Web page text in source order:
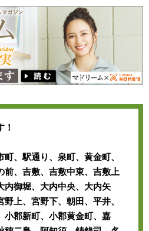
！
、駅通り、泉町、黄金町、
前、吉敷、吉敷中東、吉敷上
内御堀、大内中央、大内矢
上、宮野下、朝田、平井、
小郡新町、小郡黄金町、嘉